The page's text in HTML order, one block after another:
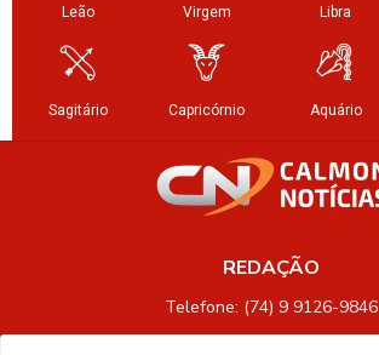
REDAÇÃO
Telefone: (74) 9 9126-9846